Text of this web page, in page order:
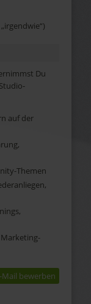
Du
auf der
Themen
Mail bewerben